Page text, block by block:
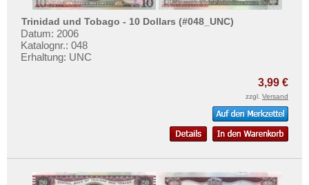
Trinidad und Tobago - 10 Dollars (#048_UNC)
Datum: 2006
Katalognr.: 048
Erhaltung: UNC
3,99 €
zzgl. Versand